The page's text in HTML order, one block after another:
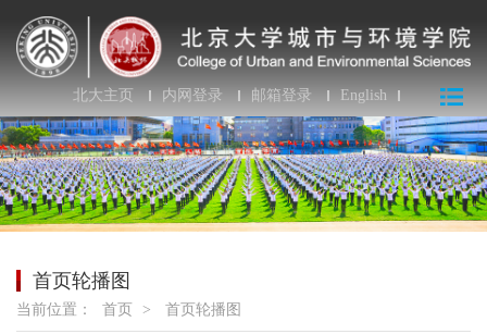
北大主页 内网登录 邮箱登录 English
首页轮播图
当前位置： 首页 > 首页轮播图